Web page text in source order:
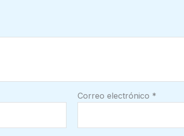
Correo electrónico *